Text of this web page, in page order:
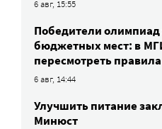
6 авг, 15:55
Победители
бюджетных мест: в
пересмотреть
6 авг, 14:44
Улучшить питание
Минюст